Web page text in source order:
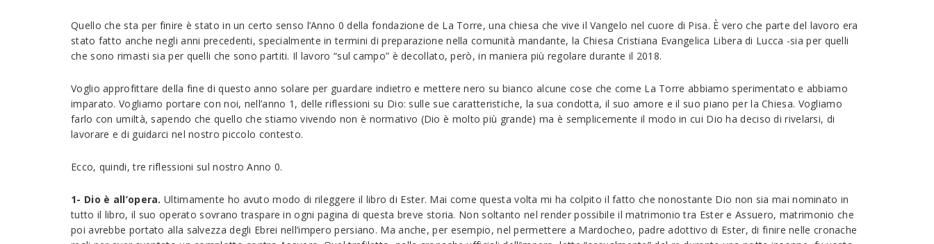
Quello che sta per finire è stato in un certo senso l’Anno 0 della fondazione de La Torre, una chiesa che vive il Vangelo nel cuore di Pisa. È vero che parte del lavoro era
stato fatto anche negli anni precedenti, specialmente in termini di preparazione nella comunità mandante, la Chiesa Cristiana Evangelica Libera di Lucca -sia per quelli
che sono rimasti sia per quelli che sono partiti. Il lavoro “sul campo” è decollato, però, in maniera più regolare durante il 2018.
Voglio approfittare della fine di questo anno solare per guardare indietro e mettere nero su bianco alcune cose che come La Torre abbiamo sperimentato e abbiamo
imparato. Vogliamo portare con noi, nell’anno 1, delle riflessioni su Dio: sulle sue caratteristiche, la sua condotta, il suo amore e il suo piano per la Chiesa. Vogliamo
farlo con umiltà, sapendo che quello che stiamo vivendo non è normativo (Dio è molto più grande) ma è semplicemente il modo in cui Dio ha deciso di rivelarsi, di
lavorare e di guidarci nel nostro piccolo contesto.
Ecco, quindi, tre riflessioni sul nostro Anno 0.
1- Dio è all’opera. Ultimamente ho avuto modo di rileggere il libro di Ester. Mai come questa volta mi ha colpito il fatto che nonostante Dio non sia mai nominato in
tutto il libro, il suo operato sovrano traspare in ogni pagina di questa breve storia. Non soltanto nel render possibile il matrimonio tra Ester e Assuero, matrimonio che
poi avrebbe portato alla salvezza degli Ebrei nell’impero persiano. Ma anche, per esempio, nel permettere a Mardocheo, padre adottivo di Ester, di finire nelle cronache